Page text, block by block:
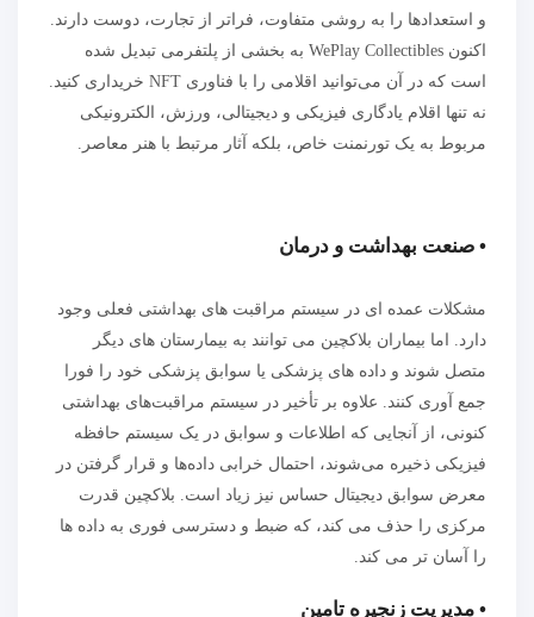
و استعدادها را به روشی متفاوت، فراتر از تجارت، دوست دارند.
اکنون WePlay Collectibles به بخشی از پلتفرمی تبدیل شده
است که در آن می‌توانید اقلامی را با فناوری NFT خریداری کنید.
نه تنها اقلام یادگاری فیزیکی و دیجیتالی، ورزش، الکترونیکی
مربوط به یک تورنمنت خاص، بلکه آثار مرتبط با هنر معاصر.
• صنعت بهداشت و درمان
مشکلات عمده ای در سیستم مراقبت های بهداشتی فعلی وجود
دارد. اما بیماران بلاکچین می توانند به بیمارستان های دیگر
متصل شوند و داده های پزشکی یا سوابق پزشکی خود را فورا
جمع آوری کنند. علاوه بر تأخیر در سیستم مراقبت‌های بهداشتی
کنونی، از آنجایی که اطلاعات و سوابق در یک سیستم حافظه
فیزیکی ذخیره می‌شوند، احتمال خرابی داده‌ها و قرار گرفتن در
معرض سوابق دیجیتال حساس نیز زیاد است. بلاکچین قدرت
مرکزی را حذف می کند، که ضبط و دسترسی فوری به داده ها
را آسان تر می کند.
• مدیریت زنجیره تامین